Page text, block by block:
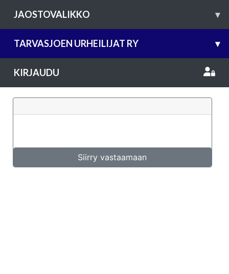
JAOSTOVALIKKO ▾
TARVASJOEN URHEILIJAT RY ▾
KIRJAUDU